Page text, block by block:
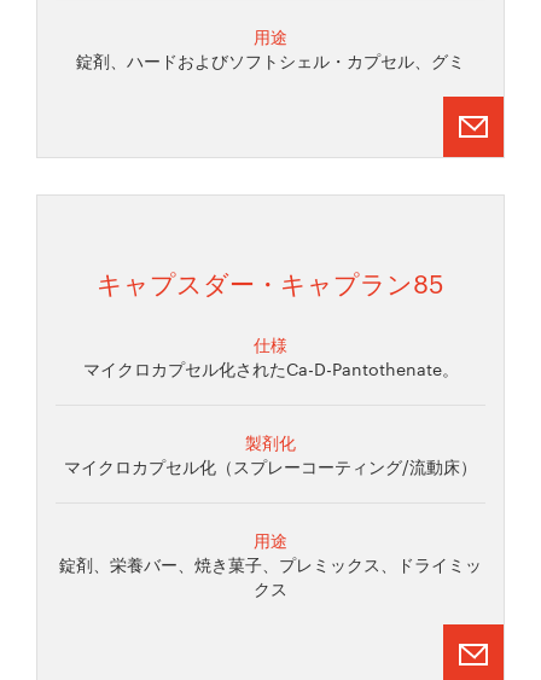
用途
錠剤、ハードおよびソフトシェル・カプセル、グミ
キャプスダー・キャプラン85
仕様
マイクロカプセル化されたCa-D-Pantothenate。
製剤化
マイクロカプセル化（スプレーコーティング/流動床）
用途
錠剤、栄養バー、焼き菓子、プレミックス、ドライミッ
クス